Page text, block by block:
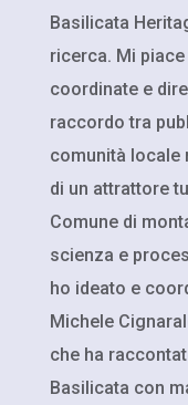
Basilicata
ricerca. Mi
coordinate e
raccordo tra
comunità locale
di un attrattore
Comune di
scienza e
ho ideato e
Michele
che ha
Basilicata con